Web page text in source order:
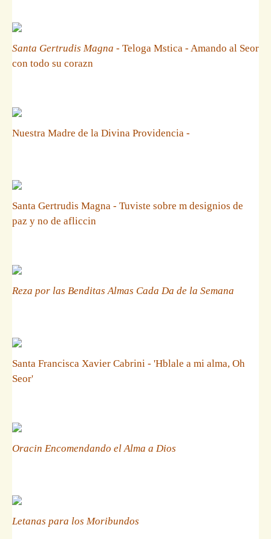
Santa Gertrudis Magna - Teloga Mstica - Amando al Seor
con todo su corazn
Nuestra Madre de la Divina Providencia -
Santa Gertrudis Magna - Tuviste sobre m designios de
paz y no de afliccin
Reza por las Benditas Almas Cada Da de la Semana
Santa Francisca Xavier Cabrini - 'Hblale a mi alma, Oh
Seor'
Oracin Encomendando el Alma a Dios
Letanas para los Moribundos